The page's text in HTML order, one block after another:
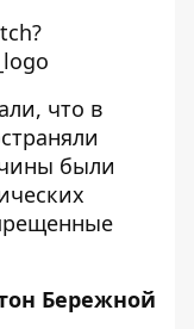
что в
были
Бережной